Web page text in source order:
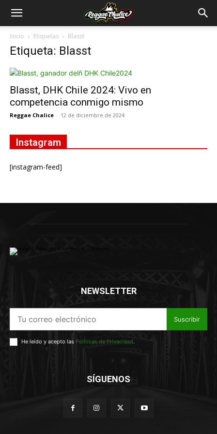
Inicio Etiquetas Blasst
Etiqueta: Blasst
Blasst, DHK Chile 2024: Vivo en
competencia conmigo mismo
Reggae Chalice - 12 de diciembre de 2024
Instagram
[instagram-feed]
NEWSLETTER
Suscribir
He leído y acepto las Políticas de Privacidad.
SÍGUENOS